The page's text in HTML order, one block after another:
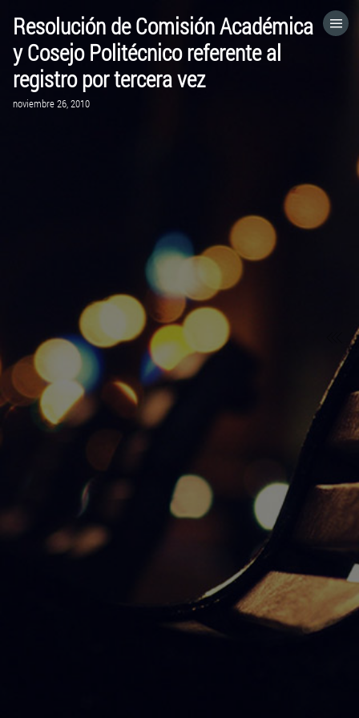
Resolución de Comisión Académica
y Cosejo Politécnico referente al
registro por tercera vez
noviembre 26, 2010
HOME
CATEGORÍAS